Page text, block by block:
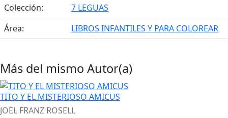
Colección:
7 LEGUAS
Área:
LIBROS INFANTILES Y PARA COLOREAR
Más del mismo Autor(a)
TITO Y EL MISTERIOSO AMICUS
JOEL FRANZ ROSELL